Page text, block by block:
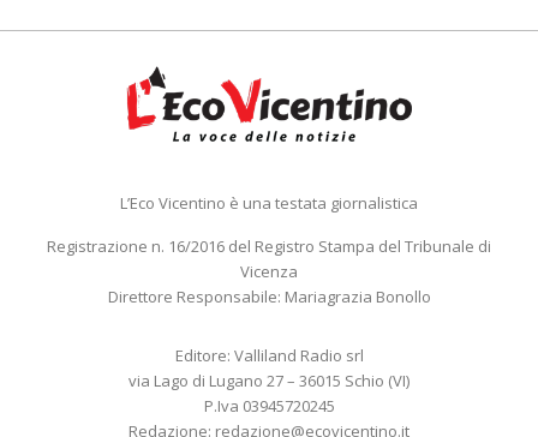
L’Eco Vicentino è una testata giornalistica
Registrazione n. 16/2016 del Registro Stampa del Tribunale di
Vicenza
Direttore Responsabile: Mariagrazia Bonollo
Editore: Valliland Radio srl
via Lago di Lugano 27 – 36015 Schio (VI)
P.Iva 03945720245
Redazione: redazione@ecovicentino.it